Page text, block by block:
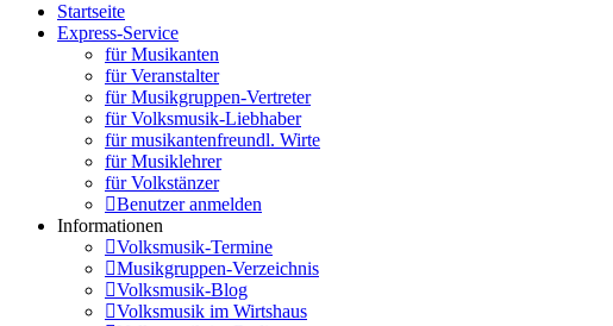
Startseite
Express-Service
für Musikanten
für Veranstalter
für Musikgruppen-Vertreter
für Volksmusik-Liebhaber
für musikantenfreundl. Wirte
für Musiklehrer
für Volkstänzer
Benutzer anmelden
Informationen
Volksmusik-Termine
Musikgruppen-Verzeichnis
Volksmusik-Blog
Volksmusik im Wirtshaus